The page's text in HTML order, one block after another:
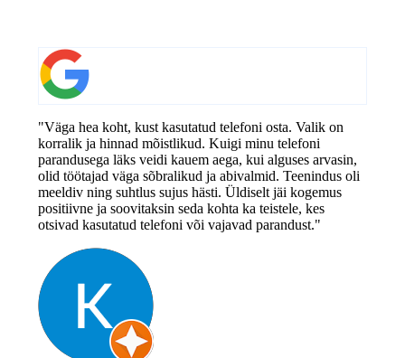
"Väga hea koht, kust kasutatud telefoni osta. Valik on
korralik ja hinnad mõistlikud. Kuigi minu telefoni
parandusega läks veidi kauem aega, kui alguses arvasin,
olid töötajad väga sõbralikud ja abivalmid. Teenindus oli
meeldiv ning suhtlus sujus hästi. Üldiselt jäi kogemus
positiivne ja soovitaksin seda kohta ka teistele, kes
otsivad kasutatud telefoni või vajavad parandust."